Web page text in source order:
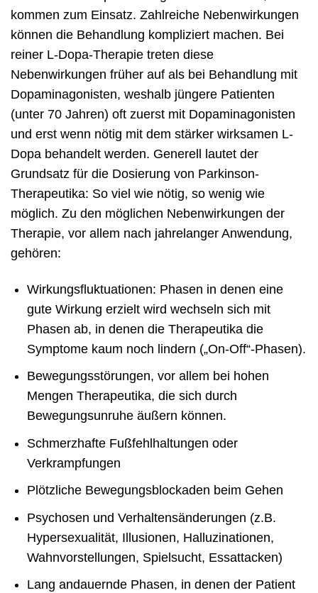
kommen zum Einsatz. Zahlreiche Nebenwirkungen
können die Behandlung kompliziert machen. Bei
reiner L-Dopa-Therapie treten diese
Nebenwirkungen früher auf als bei Behandlung mit
Dopaminagonisten, weshalb jüngere Patienten
(unter 70 Jahren) oft zuerst mit Dopaminagonisten
und erst wenn nötig mit dem stärker wirksamen L-
Dopa behandelt werden. Generell lautet der
Grundsatz für die Dosierung von Parkinson-
Therapeutika: So viel wie nötig, so wenig wie
möglich. Zu den möglichen Nebenwirkungen der
Therapie, vor allem nach jahrelanger Anwendung,
gehören:
Wirkungsfluktuationen: Phasen in denen eine
gute Wirkung erzielt wird wechseln sich mit
Phasen ab, in denen die Therapeutika die
Symptome kaum noch lindern („On-Off“-Phasen).
Bewegungsstörungen, vor allem bei hohen
Mengen Therapeutika, die sich durch
Bewegungsunruhe äußern können.
Schmerzhafte Fußfehlhaltungen oder
Verkrampfungen
Plötzliche Bewegungsblockaden beim Gehen
Psychosen und Verhaltensänderungen (z.B.
Hypersexualität, Illusionen, Halluzinationen,
Wahnvorstellungen, Spielsucht, Essattacken)
Lang andauernde Phasen, in denen der Patient